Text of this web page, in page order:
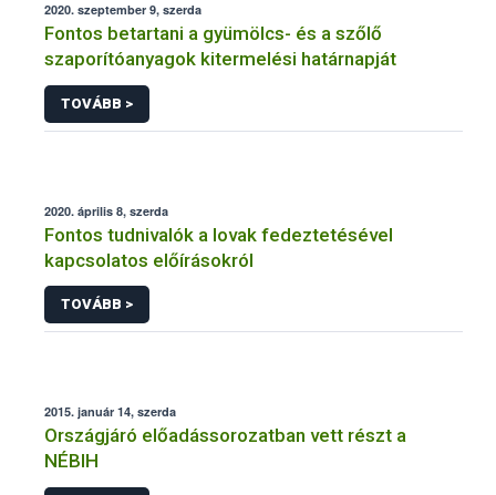
2020. szeptember 9, szerda
Fontos betartani a gyümölcs- és a szőlő
szaporítóanyagok kitermelési határnapját
TOVÁBB >
2020. április 8, szerda
Fontos tudnivalók a lovak fedeztetésével
kapcsolatos előírásokról
TOVÁBB >
2015. január 14, szerda
Országjáró előadássorozatban vett részt a
NÉBIH